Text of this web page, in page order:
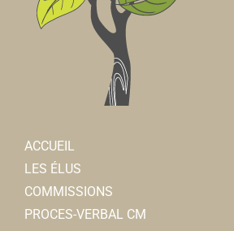
ACCUEIL
LES ÉLUS
COMMISSIONS
PROCES-VERBAL CM